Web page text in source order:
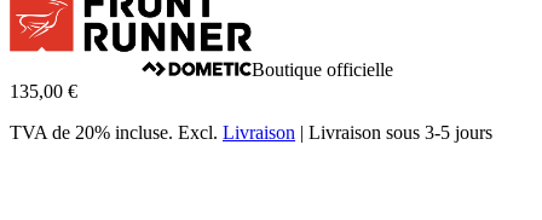
Boutique officielle
135,00 €
TVA de 20% incluse. Excl. Livraison | Livraison sous 3-5 jours